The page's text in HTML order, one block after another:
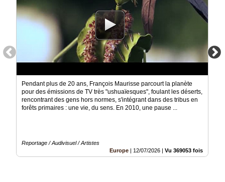
RUBRIQUES
Gazette
Médias
Inscription
Pendant plus de 20 ans, François Maurisse parcourt la planète
pour des émissions de TV très "ushuaïesques", foulant les déserts,
rencontrant des gens hors normes, s'intégrant dans des tribus en
forêts primaires : une vie, du sens. En 2010, une pause ...
Reportage / Audivisuel / Artistes
Europe
12/07/2026 Vu 369053 fois